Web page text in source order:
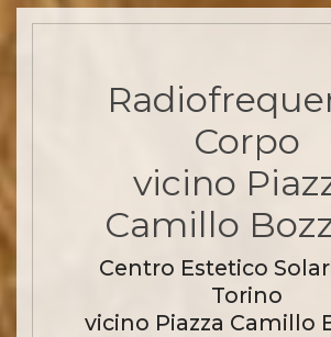
Corpo
vicino
Camillo
Centro Estetico
Torino
vicino Piazza Camillo